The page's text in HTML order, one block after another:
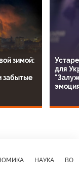
зимой:
забытые
для
НАУКА